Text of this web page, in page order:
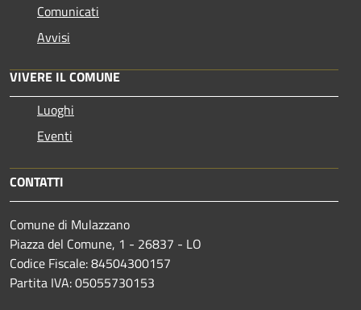
Comunicati
Avvisi
VIVERE IL COMUNE
Luoghi
Eventi
CONTATTI
Comune di Mulazzano
Piazza del Comune, 1 - 26837 - LO
Codice Fiscale: 84504300157
Partita IVA: 05055730153